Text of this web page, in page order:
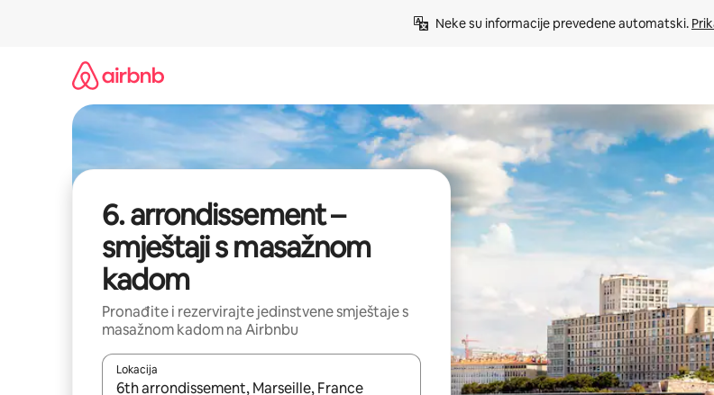
Neke su informacije prevedene automatski.
6. arrondissement –
smještaji s masažnom
kadom
Pronađite i rezervirajte jedinstvene smještaje s
masažnom kadom na Airbnbu
Lokacija
Kada budu dostupni rezultati, moći ćete ih pregledati koristeći se strelicama prema gore i prema dolje,